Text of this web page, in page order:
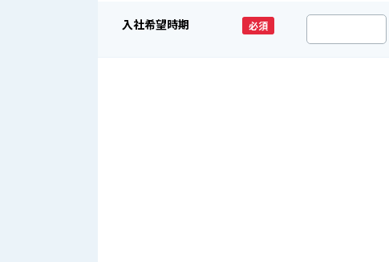
入社希望時期 必須